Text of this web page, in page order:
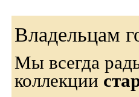
Владельцам
Мы всегда
коллекции